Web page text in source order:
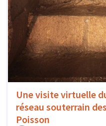
Une visite virtuelle
réseau souterrain
Poisson